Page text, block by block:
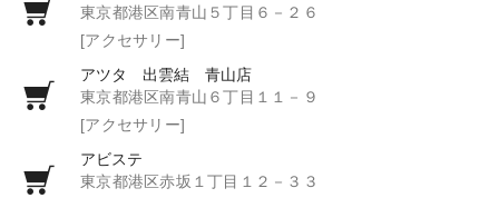
東京都港区南青山５丁目６－２６
[アクセサリー]
アツタ 出雲結 青山店
東京都港区南青山６丁目１１－９
[アクセサリー]
アビステ
東京都港区赤坂１丁目１２－３３